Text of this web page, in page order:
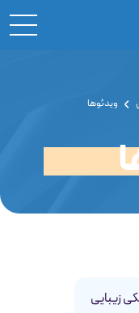
ویدئوها
زیبایی